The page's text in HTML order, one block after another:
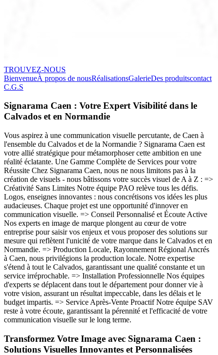
TROUVEZ-NOUS
BienvenueÀ propos de nousRéalisationsGalerieDes produitscontact
C.G.S
Signarama Caen : Votre Expert Visibilité dans le
Calvados et en Normandie
Vous aspirez à une communication visuelle percutante, de Caen à
l'ensemble du Calvados et de la Normandie ? Signarama Caen est
votre allié stratégique pour métamorphoser cette ambition en une
réalité éclatante. Une Gamme Complète de Services pour votre
Réussite Chez Signarama Caen, nous ne nous limitons pas à la
création de visuels - nous bâtissons votre succès visuel de A à Z : =>
Créativité Sans Limites Notre équipe PAO relève tous les défis.
Logos, enseignes innovantes : nous concrétisons vos idées les plus
audacieuses. Chaque projet est une opportunité d'innover en
communication visuelle. => Conseil Personnalisé et Écoute Active
Nos experts en image de marque plongent au cœur de votre
entreprise pour saisir vos enjeux et vous proposer des solutions sur
mesure qui reflètent l'unicité de votre marque dans le Calvados et en
Normandie. => Production Locale, Rayonnement Régional Ancrés
à Caen, nous privilégions la production locale. Notre expertise
s'étend à tout le Calvados, garantissant une qualité constante et un
service irréprochable. => Installation Professionnelle Nos équipes
d'experts se déplacent dans tout le département pour donner vie à
votre vision, assurant un résultat impeccable, dans les délais et le
budget impartis. => Service Après-Vente Proactif Notre équipe SAV
reste à votre écoute, garantissant la pérennité et l'efficacité de votre
communication visuelle sur le long terme.
Transformez Votre Image avec Signarama Caen :
Solutions Visuelles Innovantes et Personnalisées